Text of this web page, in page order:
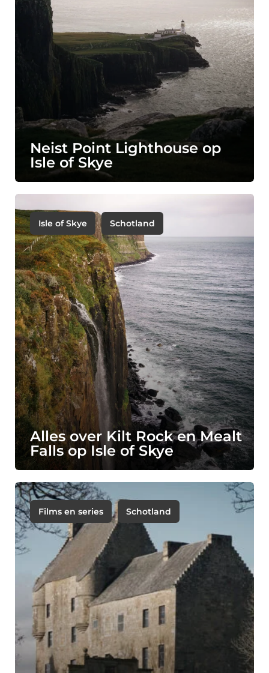
Neist Point Lighthouse op
Isle of Skye
Isle of Skye Schotland
Alles over Kilt Rock en Mealt
Falls op Isle of Skye
Films en series Schotland